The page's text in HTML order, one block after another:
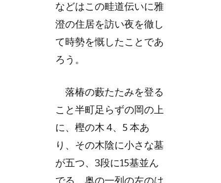
などはこの畦道伝いに雅
澄の住居を訪い夜を徹し
て時勢を慨したことであ
ろう。
落椿の藪たたみを登る
こと半町足らずの岡の上
に、樫の木 4、5 本あ
り、その木陰に小さな墓
が五つ、3段に15基並ん
でる。奥の一列の左のは